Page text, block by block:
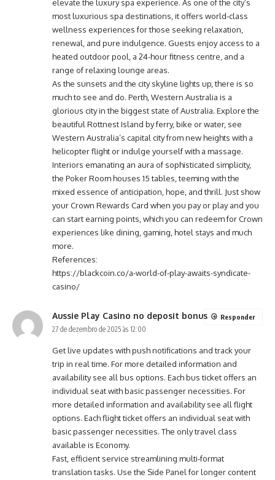
elevate the luxury spa experience. As one of the city’s
most luxurious spa destinations, it offers world-class
wellness experiences for those seeking relaxation,
renewal, and pure indulgence. Guests enjoy access to a
heated outdoor pool, a 24-hour fitness centre, and a
range of relaxing lounge areas.
As the sunsets and the city skyline lights up, there is so
much to see and do. Perth, Western Australia is a
glorious city in the biggest state of Australia. Explore the
beautiful Rottnest Island by ferry, bike or water, see
Western Australia’s capital city from new heights with a
helicopter flight or indulge yourself with a massage.
Interiors emanating an aura of sophisticated simplicity,
the Poker Room houses 15 tables, teeming with the
mixed essence of anticipation, hope, and thrill. Just show
your Crown Rewards Card when you pay or play and you
can start earning points, which you can redeem for Crown
experiences like dining, gaming, hotel stays and much
more.
References:
https://blackcoin.co/a-world-of-play-awaits-syndicate-
casino/
Aussie Play Casino no deposit bonus
27 de dezembro de 2025 às 12:00
Get live updates with push notifications and track your
trip in real time. For more detailed information and
availability see all bus options. Each bus ticket offers an
individual seat with basic passenger necessities. For
more detailed information and availability see all flight
options. Each flight ticket offers an individual seat with
basic passenger necessities. The only travel class
available is Economy.
Fast, efficient service streamlining multi-format
translation tasks. Use the Side Panel for longer content
Responder